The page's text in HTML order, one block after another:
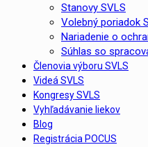
Stanovy SVLS
Volebný poriadok
Nariadenie o
Súhlas so
Členovia výboru SVLS
Videá SVLS
Kongresy SVLS
Vyhľadávanie liekov
Blog
Registrácia POCUS